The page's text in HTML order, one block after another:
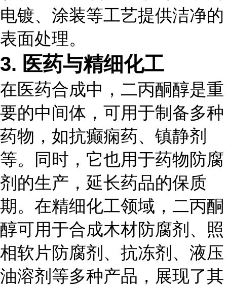
电镀、涂装等工艺提供洁净的
表面处理。
3. 医药与精细化工
在医药合成中，二丙酮醇是重
要的中间体，可用于制备多种
药物，如抗癫痫药、镇静剂
等。同时，它也用于药物防腐
剂的生产，延长药品的保质
期。在精细化工领域，二丙酮
醇可用于合成木材防腐剂、照
相软片防腐剂、抗冻剂、液压
油溶剂等多种产品，展现了其